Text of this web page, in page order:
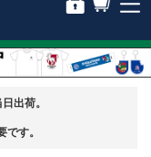
出荷。
す。